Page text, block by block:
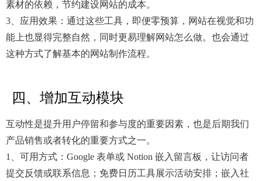
素材的依赖，节约建设网站的成本。
3、应用效果：通过这些工具，即便零预算，网站在视觉和功
能上也显得完整自然，同时更易理解网站怎么做。也会通过
这种方式了解基本的网站制作流程。
四、增加互动模块
互动性是提升用户停留和参与度的重要因素，也是后期我们
产品销售或者转化的重要方式之一。
1、可用方式：Google 表单或 Notion 嵌入留言板，让访问者
提交反馈或联系信息；免费日历工具展示活动安排；嵌入社